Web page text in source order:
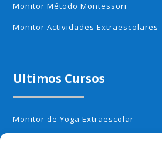
Monitor Método Montessori
Monitor Actividades Extraescolares
Ultimos Cursos
Monitor de Yoga Extraescolar